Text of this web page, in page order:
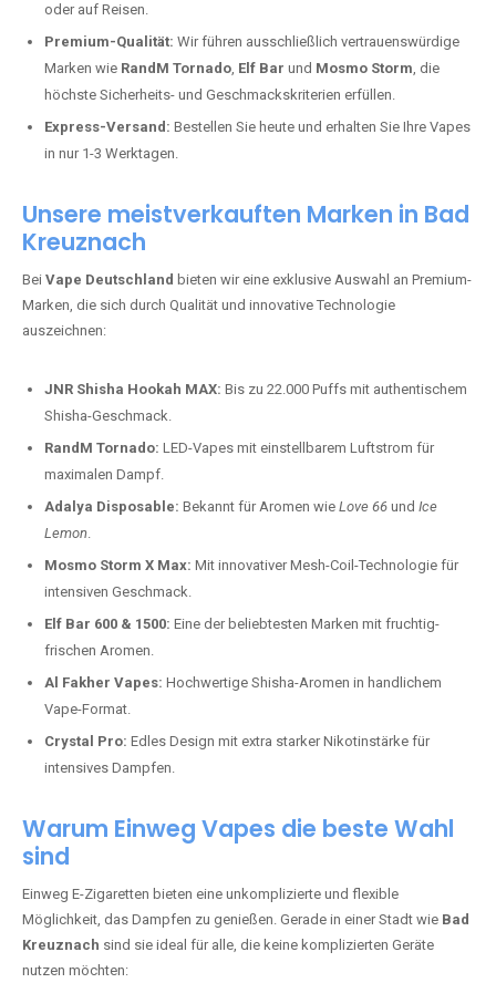
oder auf Reisen.
Premium-Qualität: Wir führen ausschließlich vertrauenswürdige
Marken wie RandM Tornado, Elf Bar und Mosmo Storm, die
höchste Sicherheits- und Geschmackskriterien erfüllen.
Express-Versand: Bestellen Sie heute und erhalten Sie Ihre Vapes
in nur 1-3 Werktagen.
Unsere meistverkauften Marken in Bad
Kreuznach
Bei Vape Deutschland bieten wir eine exklusive Auswahl an Premium-
Marken, die sich durch Qualität und innovative Technologie
auszeichnen:
JNR Shisha Hookah MAX: Bis zu 22.000 Puffs mit authentischem
Shisha-Geschmack.
RandM Tornado: LED-Vapes mit einstellbarem Luftstrom für
maximalen Dampf.
Adalya Disposable: Bekannt für Aromen wie Love 66 und Ice
Lemon.
Mosmo Storm X Max: Mit innovativer Mesh-Coil-Technologie für
intensiven Geschmack.
Elf Bar 600 & 1500: Eine der beliebtesten Marken mit fruchtig-
frischen Aromen.
Al Fakher Vapes: Hochwertige Shisha-Aromen in handlichem
Vape-Format.
Crystal Pro: Edles Design mit extra starker Nikotinstärke für
intensives Dampfen.
Warum Einweg Vapes die beste Wahl
sind
Einweg E-Zigaretten bieten eine unkomplizierte und flexible
Möglichkeit, das Dampfen zu genießen. Gerade in einer Stadt wie Bad
Kreuznach sind sie ideal für alle, die keine komplizierten Geräte
nutzen möchten: